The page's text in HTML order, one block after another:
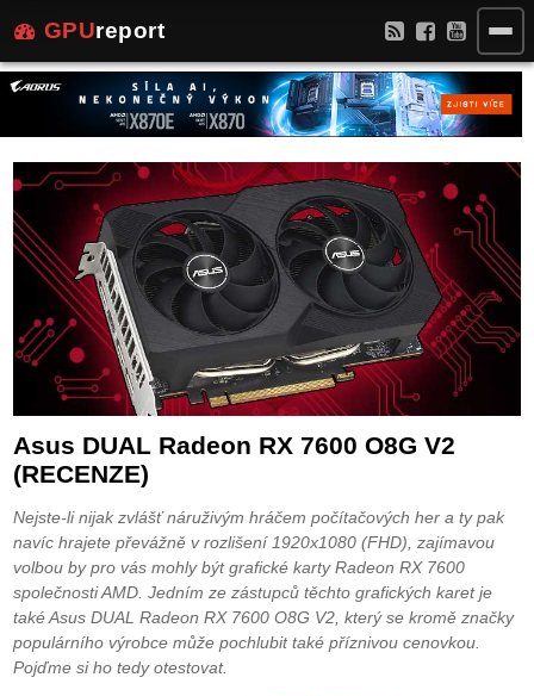
GPUreport
Asus DUAL Radeon RX 7600 O8G V2
(RECENZE)
Nejste-li nijak zvlášť náruživým hráčem počítačových her a ty pak
navíc hrajete převážně v rozlišení 1920x1080 (FHD), zajímavou
volbou by pro vás mohly být grafické karty Radeon RX 7600
společnosti AMD. Jedním ze zástupců těchto grafických karet je
také Asus DUAL Radeon RX 7600 O8G V2, který se kromě značky
populárního výrobce může pochlubit také příznivou cenovkou.
Pojďme si ho tedy otestovat.